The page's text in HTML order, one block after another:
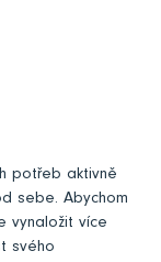
potřeb aktivně
sebe. Abychom
vynaložit více
svého